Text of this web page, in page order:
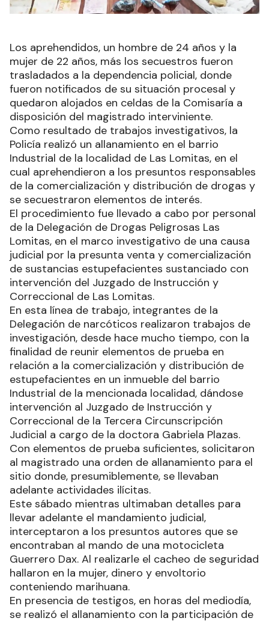
Los aprehendidos, un hombre de 24 años y la
mujer de 22 años, más los secuestros fueron
trasladados a la dependencia policial, donde
fueron notificados de su situación procesal y
quedaron alojados en celdas de la Comisaría a
disposición del magistrado interviniente.
Como resultado de trabajos investigativos, la
Policía realizó un allanamiento en el barrio
Industrial de la localidad de Las Lomitas, en el
cual aprehendieron a los presuntos responsables
de la comercialización y distribución de drogas y
se secuestraron elementos de interés.
El procedimiento fue llevado a cabo por personal
de la Delegación de Drogas Peligrosas Las
Lomitas, en el marco investigativo de una causa
judicial por la presunta venta y comercialización
de sustancias estupefacientes sustanciado con
intervención del Juzgado de Instrucción y
Correccional de Las Lomitas.
En esta línea de trabajo, integrantes de la
Delegación de narcóticos realizaron trabajos de
investigación, desde hace mucho tiempo, con la
finalidad de reunir elementos de prueba en
relación a la comercialización y distribución de
estupefacientes en un inmueble del barrio
Industrial de la mencionada localidad, dándose
intervención al Juzgado de Instrucción y
Correccional de la Tercera Circunscripción
Judicial a cargo de la doctora Gabriela Plazas.
Con elementos de prueba suficientes, solicitaron
al magistrado una orden de allanamiento para el
sitio donde, presumiblemente, se llevaban
adelante actividades ilícitas.
Este sábado mientras ultimaban detalles para
llevar adelante el mandamiento judicial,
interceptaron a los presuntos autores que se
encontraban al mando de una motocicleta
Guerrero Dax. Al realizarle el cacheo de seguridad
hallaron en la mujer, dinero y envoltorio
conteniendo marihuana.
En presencia de testigos, en horas del mediodía,
se realizó el allanamiento con la participación de